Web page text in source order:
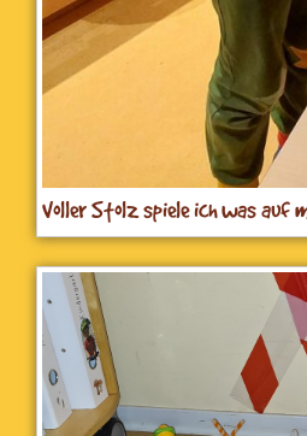
Voller Stolz spiele ich was auf
vor.Die ganze Kita hat mich
angelaufen